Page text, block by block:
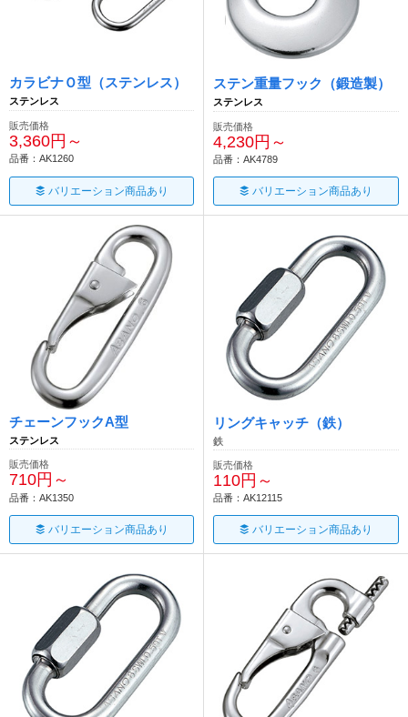
カラビナＯ型（ステンレス）
ステンレス
販売価格
3,360円～
品番：AK1260
バリエーション商品あり
ステン重量フック（鍛造製）
ステンレス
販売価格
4,230円～
品番：AK4789
バリエーション商品あり
チェーンフックA型
ステンレス
販売価格
710円～
品番：AK1350
バリエーション商品あり
リングキャッチ（鉄）
鉄
販売価格
110円～
品番：AK12115
バリエーション商品あり